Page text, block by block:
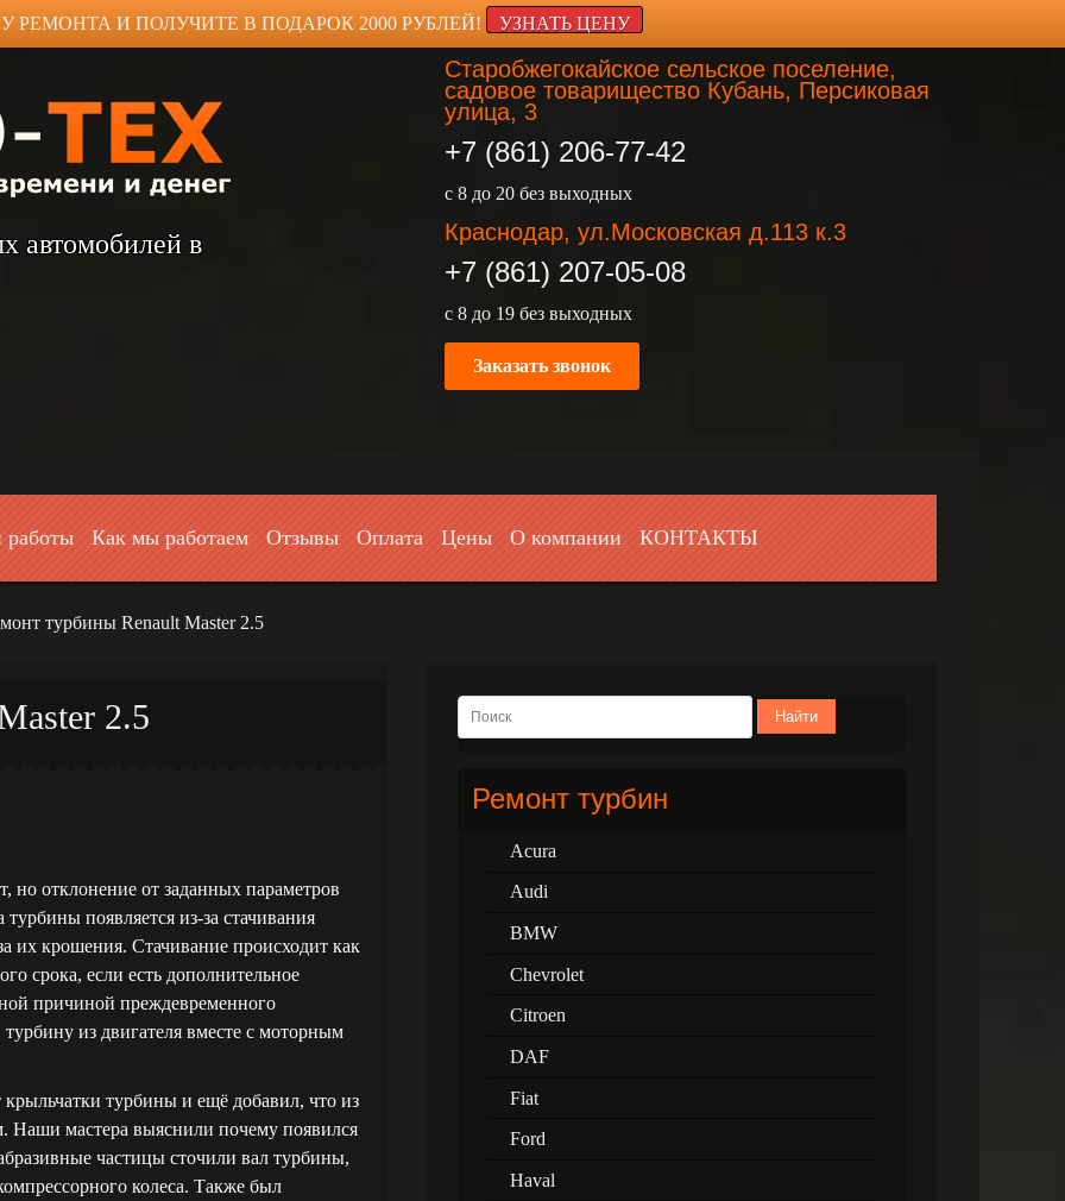
РЕМОНТА И ПОЛУЧИТЕ В ПОДАРОК 2000 РУБЛЕЙ! УЗНАТЬ ЦЕНУ
автомобилей в
Старобжегокайское сельское поселение,
садовое товарищество Кубань, Персиковая
улица, 3
+7 (861) 206-77-42
с 8 до 20 без выходных
Краснодар, ул.Московская д.113 к.3
+7 (861) 207-05-08
с 8 до 19 без выходных
Заказать звонок
Как мы работаем Отзывы Оплата Цены О компании КОНТАКТЫ
турбины Renault Master 2.5
2.5
отклонение от заданных параметров
появляется из-за стачивания
их крошения. Стачивание происходит как
срока, если есть дополнительное
причиной преждевременного
из двигателя вместе с моторным
турбины и ещё добавил, что из
Наши мастера выяснили почему появился
частицы сточили вал турбины,
колеса. Также был
Найти
Ремонт турбин
Acura
Audi
BMW
Chevrolet
Citroen
DAF
Fiat
Ford
Haval